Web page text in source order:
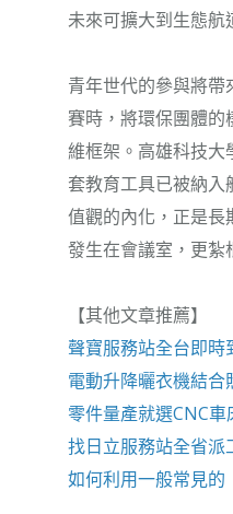
未來可擴大到生態航
青年世代的參與將
賽時，將環保團體的
維框架。高雄科技大
套教育工具已被納
值觀的內化，正是長
發生在會議室，更紮
【其他文章推薦】
聲寶服務站全台即時
電動升降曬衣機結合
零件量產就選CNC車
找日立服務站全省派
如何利用一般常見的